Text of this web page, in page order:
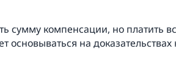
сумму компенсации, но платить
основываться на